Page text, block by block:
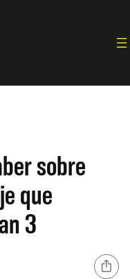
sobre
que
3